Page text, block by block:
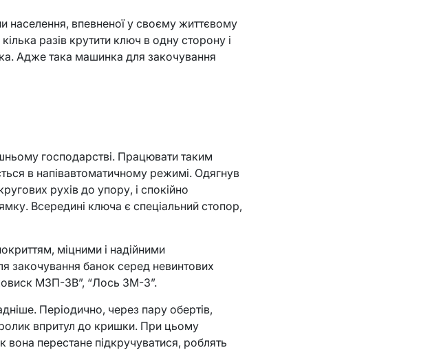
населення, впевненої у своєму життєвому
разів крутити ключ в одну сторону і
Адже така машинка для закочування
господарстві. Працювати таким
в напівавтоматичному режимі. Одягнув
рухів до упору, і спокійно
Всередині ключа є спеціальний стопор,
міцними і надійними
закочування банок серед невинтових
МЗП-3В”, “Лось ЗМ-3”.
Періодично, через пару обертів,
впритул до кришки. При цьому
перестане підкручуватися, роблять